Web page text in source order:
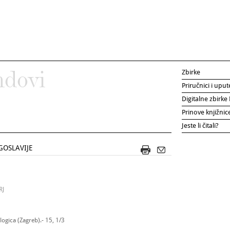
(Zagreb).- 15, 1/3
Zbirke
Priručnici i
Digitalne zbirke
Prinove
Jeste li čitali?